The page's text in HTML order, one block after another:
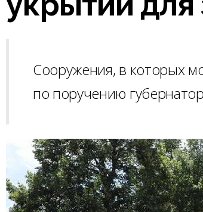
Сооружения, в которых
по поручению